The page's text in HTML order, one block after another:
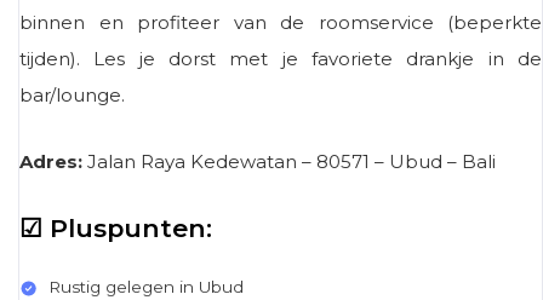
binnen en profiteer van de roomservice (beperkte
tijden). Les je dorst met je favoriete drankje in de
bar/lounge.
Adres: Jalan Raya Kedewatan – 80571 – Ubud – Bali
☑ Pluspunten:
Rustig gelegen in Ubud